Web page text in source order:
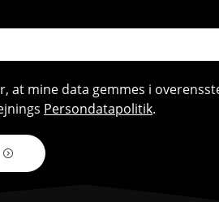
at mine data gemmes i
Persondatapolitik.